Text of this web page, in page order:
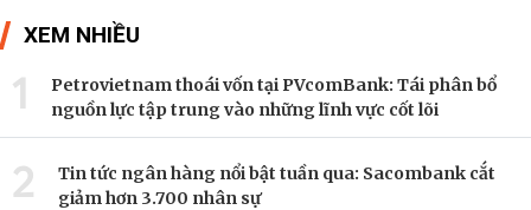
XEM NHIỀU
1
Petrovietnam thoái vốn tại PVcomBank: Tái phân bổ
nguồn lực tập trung vào những lĩnh vực cốt lõi
2
Tin tức ngân hàng nổi bật tuần qua: Sacombank cắt
giảm hơn 3.700 nhân sự